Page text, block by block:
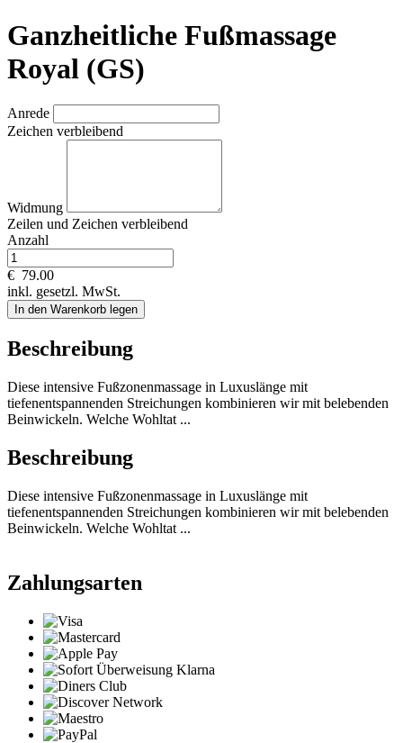
Ganzheitliche Fußmassage
Royal (GS)
Anrede
Zeichen verbleibend
Widmung
Zeilen und Zeichen verbleibend
Anzahl
€ 79.00
inkl. gesetzl. MwSt.
In den Warenkorb legen
Beschreibung
Diese intensive Fußzonenmassage in Luxuslänge mit
tiefenentspannenden Streichungen kombinieren wir mit belebenden
Beinwickeln. Welche Wohltat ...
Beschreibung
Diese intensive Fußzonenmassage in Luxuslänge mit
tiefenentspannenden Streichungen kombinieren wir mit belebenden
Beinwickeln. Welche Wohltat ...
Zahlungsarten